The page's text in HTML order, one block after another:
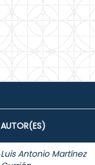
AUTOR(ES)
Luis Antonio Martínez